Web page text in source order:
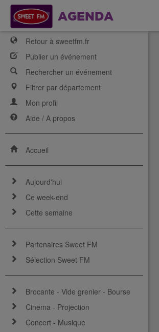
AGENDA
Retour à sweetfm.fr
Publier un événement
Rechercher un événement
Filtrer par département
Mon profil
Aide / A propos
Accueil
Aujourd'hui
Ce week-end
Cette semaine
Partenaires Sweet FM
Sélection Sweet FM
Brocante - Vide grenier - Bourse
Cinema - Projection
Concert - Musique